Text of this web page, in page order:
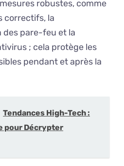
robustes, comme
correctifs, la
pare-feu et la
; cela protège les
pendant et après la
Tendances High-Tech :
pour Décrypter